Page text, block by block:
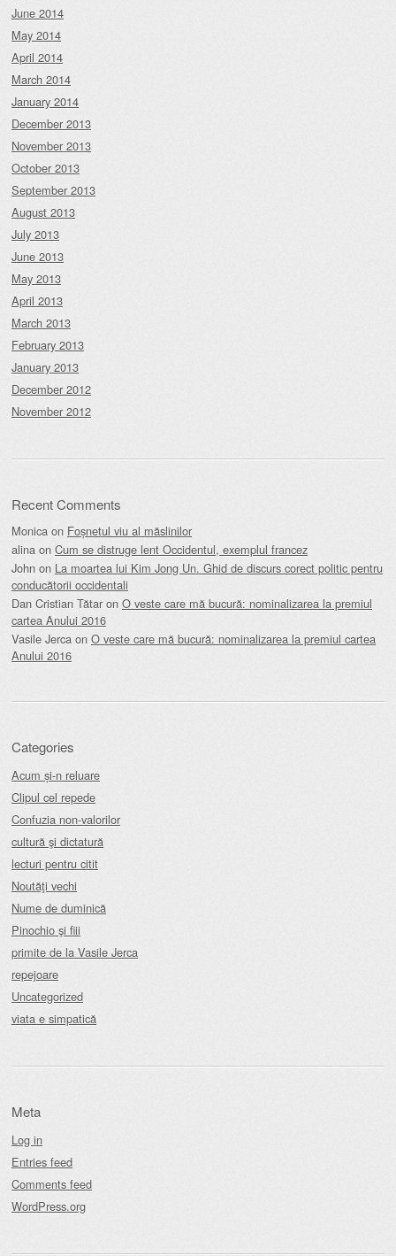
June 2014
May 2014
April 2014
March 2014
January 2014
December 2013
November 2013
October 2013
September 2013
August 2013
July 2013
June 2013
May 2013
April 2013
March 2013
February 2013
January 2013
December 2012
November 2012
Recent Comments
Monica on Foșnetul viu al măslinilor
alina on Cum se distruge lent Occidentul, exemplul francez
John on La moartea lui Kim Jong Un. Ghid de discurs corect politic pentru
conducătorii occidentali
Dan Cristian Tătar on O veste care mă bucură: nominalizarea la premiul
cartea Anului 2016
Vasile Jerca on O veste care mă bucură: nominalizarea la premiul cartea
Anului 2016
Categories
Acum și-n reluare
Clipul cel repede
Confuzia non-valorilor
cultură şi dictatură
lecturi pentru citit
Noutăţi vechi
Nume de duminică
Pinochio şi fiii
primite de la Vasile Jerca
repejoare
Uncategorized
viata e simpatică
Meta
Log in
Entries feed
Comments feed
WordPress.org